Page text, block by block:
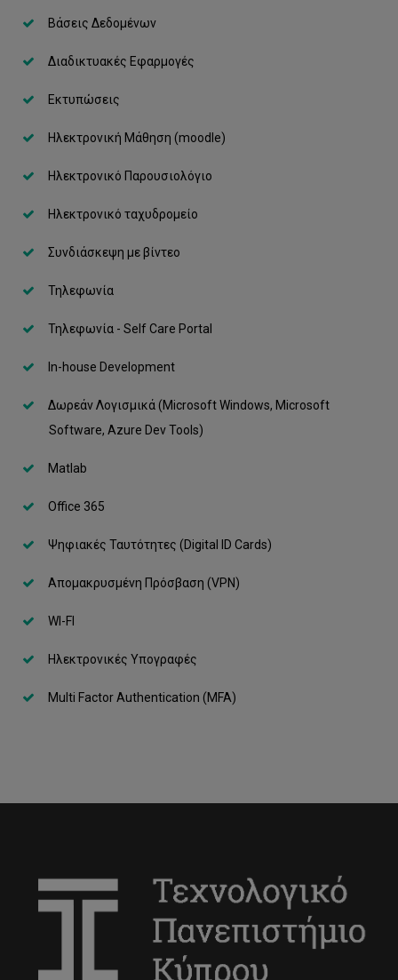
Ηλεκτρονικό Παρουσιολόγιο
Ηλεκτρονικό ταχυδρομείο
Συνδιάσκεψη με βίντεο
Αποθήκευση Δεδομένων (storage)
Βάσεις Δεδομένων
In-house Development
WI-FI
Δημιουργία συντομεύσεων
Webmeetings
Webex
Mail to Mobile
Matlab
Απόκτηση Επαγγελματικών Τίτλων
Χρήσιμα videos
Βάσεις Δεδομένων
Διαδικτυακές Εφαρμογές
Εκτυπώσεις
Ηλεκτρονική Μάθηση (moodle)
Ηλεκτρονικό Παρουσιολόγιο
Ηλεκτρονικό ταχυδρομείο
Συνδιάσκεψη με βίντεο
Τηλεφωνία
Τηλεφωνία - Self Care Portal
In-house Development
Δωρεάν Λογισμικά (Microsoft Windows, Microsoft
Software, Azure Dev Tools)
Matlab
Office 365
Ψηφιακές Ταυτότητες (Digital ID Cards)
Απομακρυσμένη Πρόσβαση (VPN)
WI-FI
Ηλεκτρονικές Υπογραφές
Multi Factor Authentication (MFA)